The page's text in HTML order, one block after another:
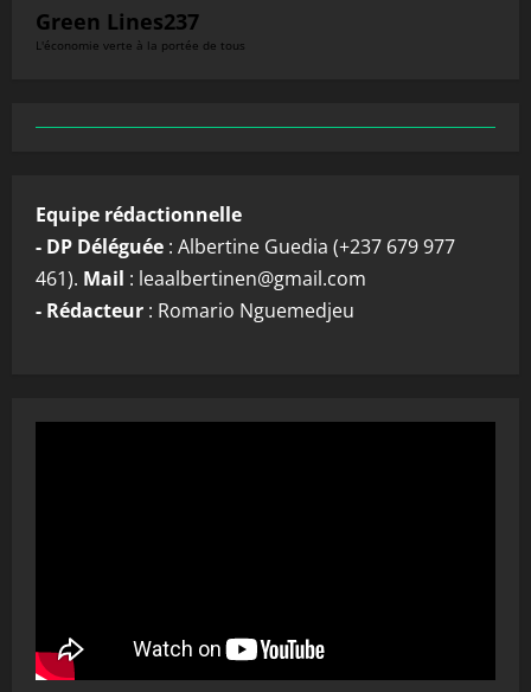
Green Lines237
L'économie verte à la portée de tous
Equipe rédactionnelle
- DP Déléguée : Albertine Guedia (+237 679 977
461). Mail : leaalbertinen@gmail.com
- Rédacteur : Romario Nguemedjeu